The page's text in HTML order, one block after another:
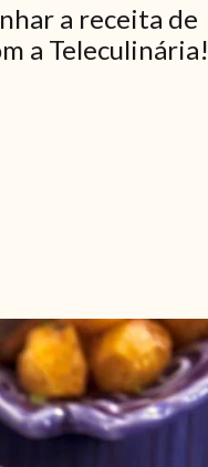
a receita de
a Teleculinária!